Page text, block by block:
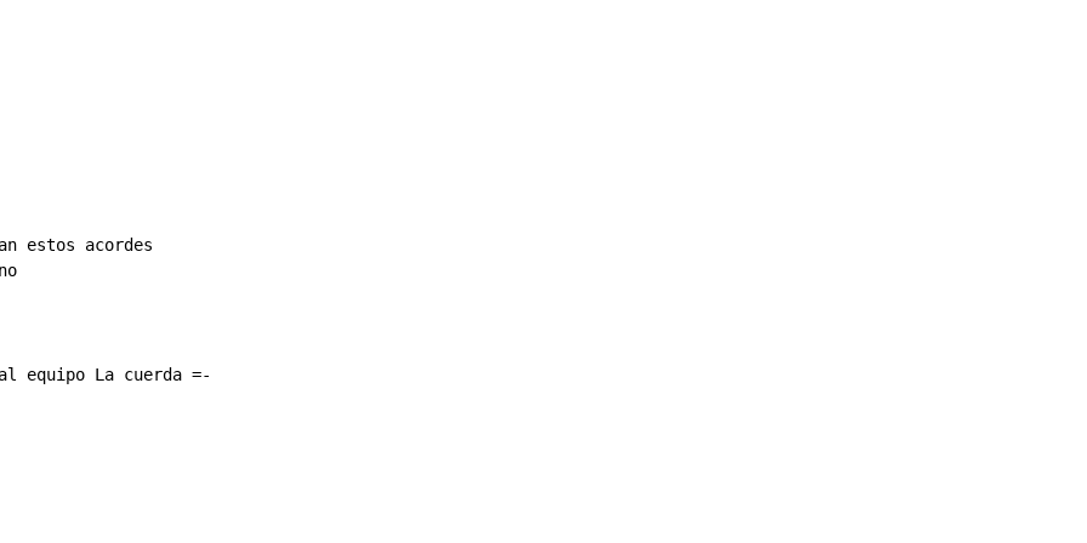
estos acordes
equipo La cuerda =-